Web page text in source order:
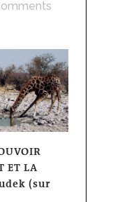
ET LA
(sur